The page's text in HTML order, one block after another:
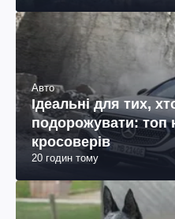
Авто
Ідеальні для тих,
подорожувати: топ
кросоверів
20 годин тому